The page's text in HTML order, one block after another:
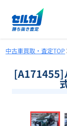
中古車買取・査定TOP
[A171455]